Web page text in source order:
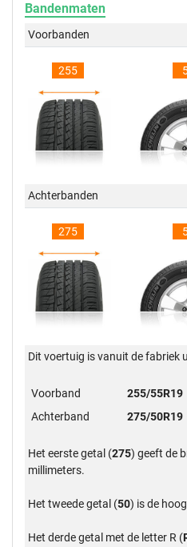
Bandenmaten
Voorbanden
255
Achterbanden
275
Dit voertuig is vanuit de fabriek
Voorband
255/55R19
Achterband
275/50R19
Het eerste getal (275) geeft de
millimeters.
Het tweede getal (50) is de
Het derde getal met de letter R (